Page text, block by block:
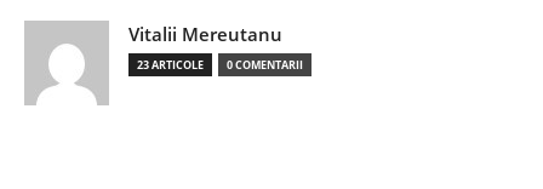
Vitalii Mereutanu
23 ARTICOLE 0 COMENTARII